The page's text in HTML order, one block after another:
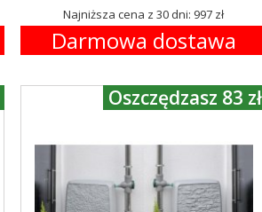
Najniższa cena z 30 dni: 997 zł
Darmowa dostawa
Oszczędzasz 83 zł